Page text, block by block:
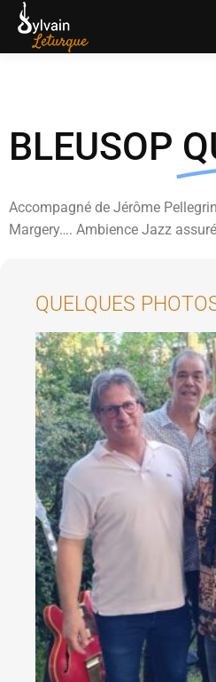
BLEUSOP
Accompagné de Jérôme
Margery…. Ambience Jazz
QUELQUES